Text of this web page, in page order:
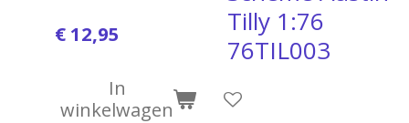
Tilly 1:76
76TIL003
€ 12,95
In
winkelwagen